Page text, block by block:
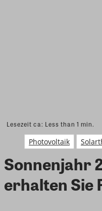
Lesezeit ca: Less than 1 min.
Photovoltaik
Sonnenjahr
erhalten Sie